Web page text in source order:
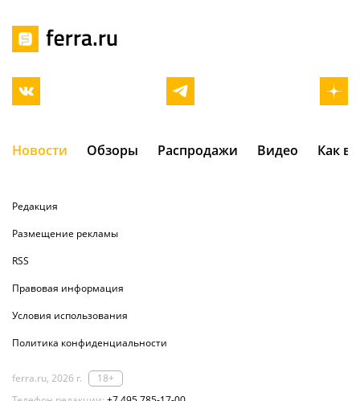
Новости Обзоры Распродажи Видео Как
Редакция
Размещение рекламы
RSS
Правовая информация
Условия использования
Политика конфиденциальности
ferra.ru, 2026 г.
18+